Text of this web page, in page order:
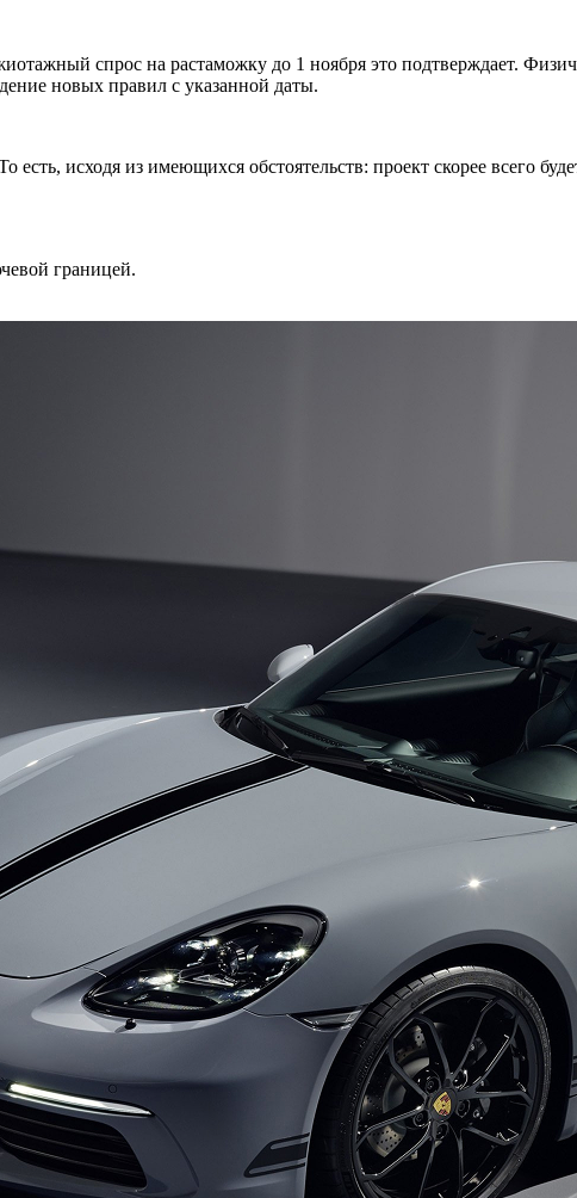
спрос на растаможку до 1 ноября это подтверждает.
новых правил с указанной даты.
есть, исходя из имеющихся обстоятельств: проект скорее всего
границей.